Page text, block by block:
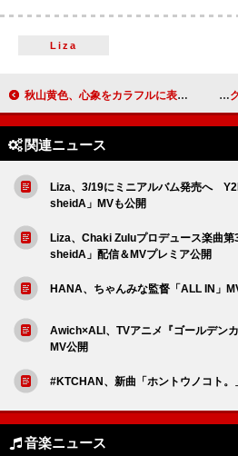
Liza
秋山黄色、心象をカラフルに表現した新曲「DO NOT DISTURB」先行配信
関連ニュース
Liza、3/19にミニアルバム発売へ
sheidA」MVも公開
Liza、Chaki Zuluプロデュース楽曲
sheidA」配信＆MVプレミア公開
HANA、ちゃんみな監督「ALL IN」
Awich×ALI、TVアニメ『ゴールデン
MV公開
#KTCHAN、新曲「ホントウノコト。
音楽ニュース